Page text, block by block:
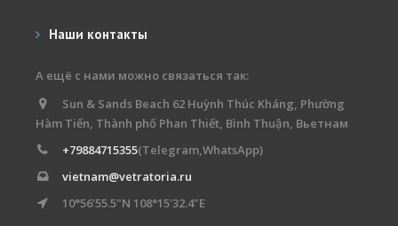
Наши контакты
А ещё с нами можно связаться так:
Sun & Sands Beach 62 Huỳnh Thúc Kháng, Phường
Hàm Tiến, Thành phố Phan Thiết, Bình Thuận, Вьетнам
+79884715355(Telegram,WhatsApp)
vietnam@vetratoria.ru
10°56'55.5"N 108°15'32.4"E